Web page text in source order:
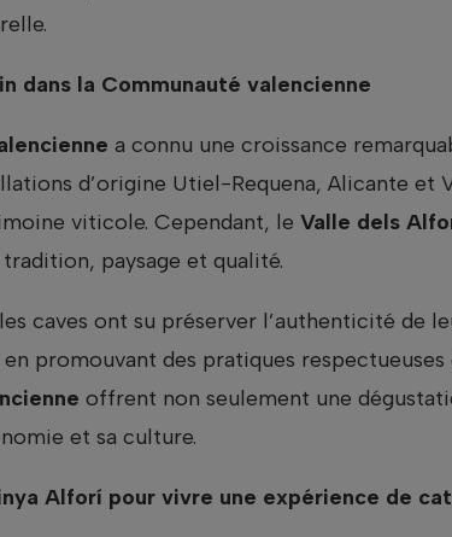
dans la Communauté valencienne
a connu une croissance
d’origine Utiel-Requena, Alicante
viticole. Cependant, le Valle dels
paysage et qualité.
caves ont su préserver l’authenticité de
promouvant des pratiques
offrent non seulement une
et sa culture.
Alforí pour vivre une expérience de